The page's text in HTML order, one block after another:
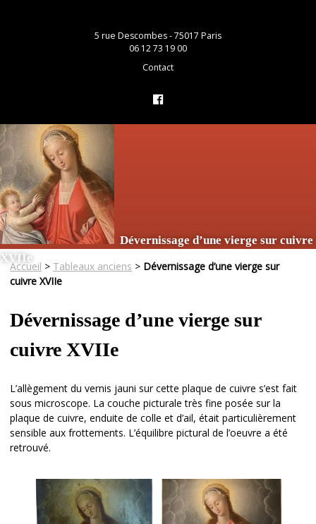
5 rue Descombes - 75017 Paris
06 12 73 19 00
Contact
Dévernissage d’une vierge sur cuivre
XVIIe
Accueil > Tableaux anciens > Dévernissage d’une vierge sur
cuivre XVIIe
Dévernissage d’une vierge sur
cuivre XVIIe
L’allègement du vernis jauni sur cette plaque de cuivre s’est fait
sous microscope. La couche picturale très fine posée sur la
plaque de cuivre, enduite de colle et d’ail, était particulièrement
sensible aux frottements. L’équilibre pictural de l’oeuvre a été
retrouvé.